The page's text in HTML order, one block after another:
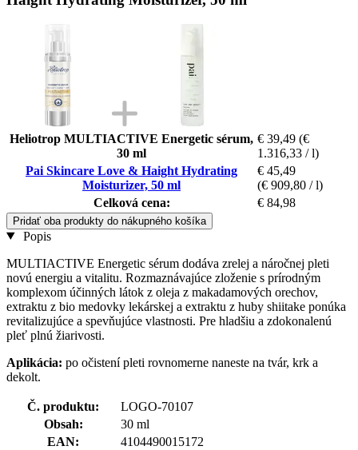
Heliotrop MULTIACTIVE Energetic sérum,
30 ml
€ 39,49 (€
1.316,33 / l)
Pai Skincare Love & Haight Hydrating
Moisturizer, 50 ml
€ 45,49
(€ 909,80 / l)
Celková cena:
€ 84,98
Pridať oba produkty do nákupného košíka
Popis
MULTIACTIVE Energetic sérum dodáva zrelej a náročnej pleti
novú energiu a vitalitu. Rozmaznávajúce zloženie s prírodným
komplexom účinných látok z oleja z makadamových orechov,
extraktu z bio medovky lekárskej a extraktu z huby shiitake ponúka
revitalizujúce a spevňujúce vlastnosti. Pre hladšiu a zdokonalenú
pleť plnú žiarivosti.
Aplikácia: po očistení pleti rovnomerne naneste na tvár, krk a
dekolt.
Č. produktu:
LOGO-70107
Obsah:
30 ml
EAN:
4104490015172